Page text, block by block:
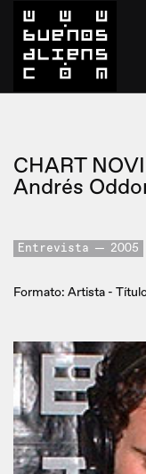
CHART
Andrés
Entrevista 2005
Formato: Artista -